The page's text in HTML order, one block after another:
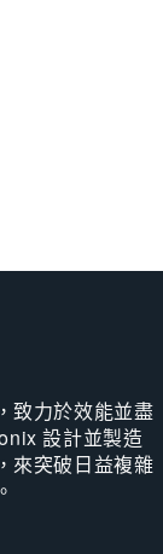
致力於效能並盡
設計並製造
來突破日益複雜